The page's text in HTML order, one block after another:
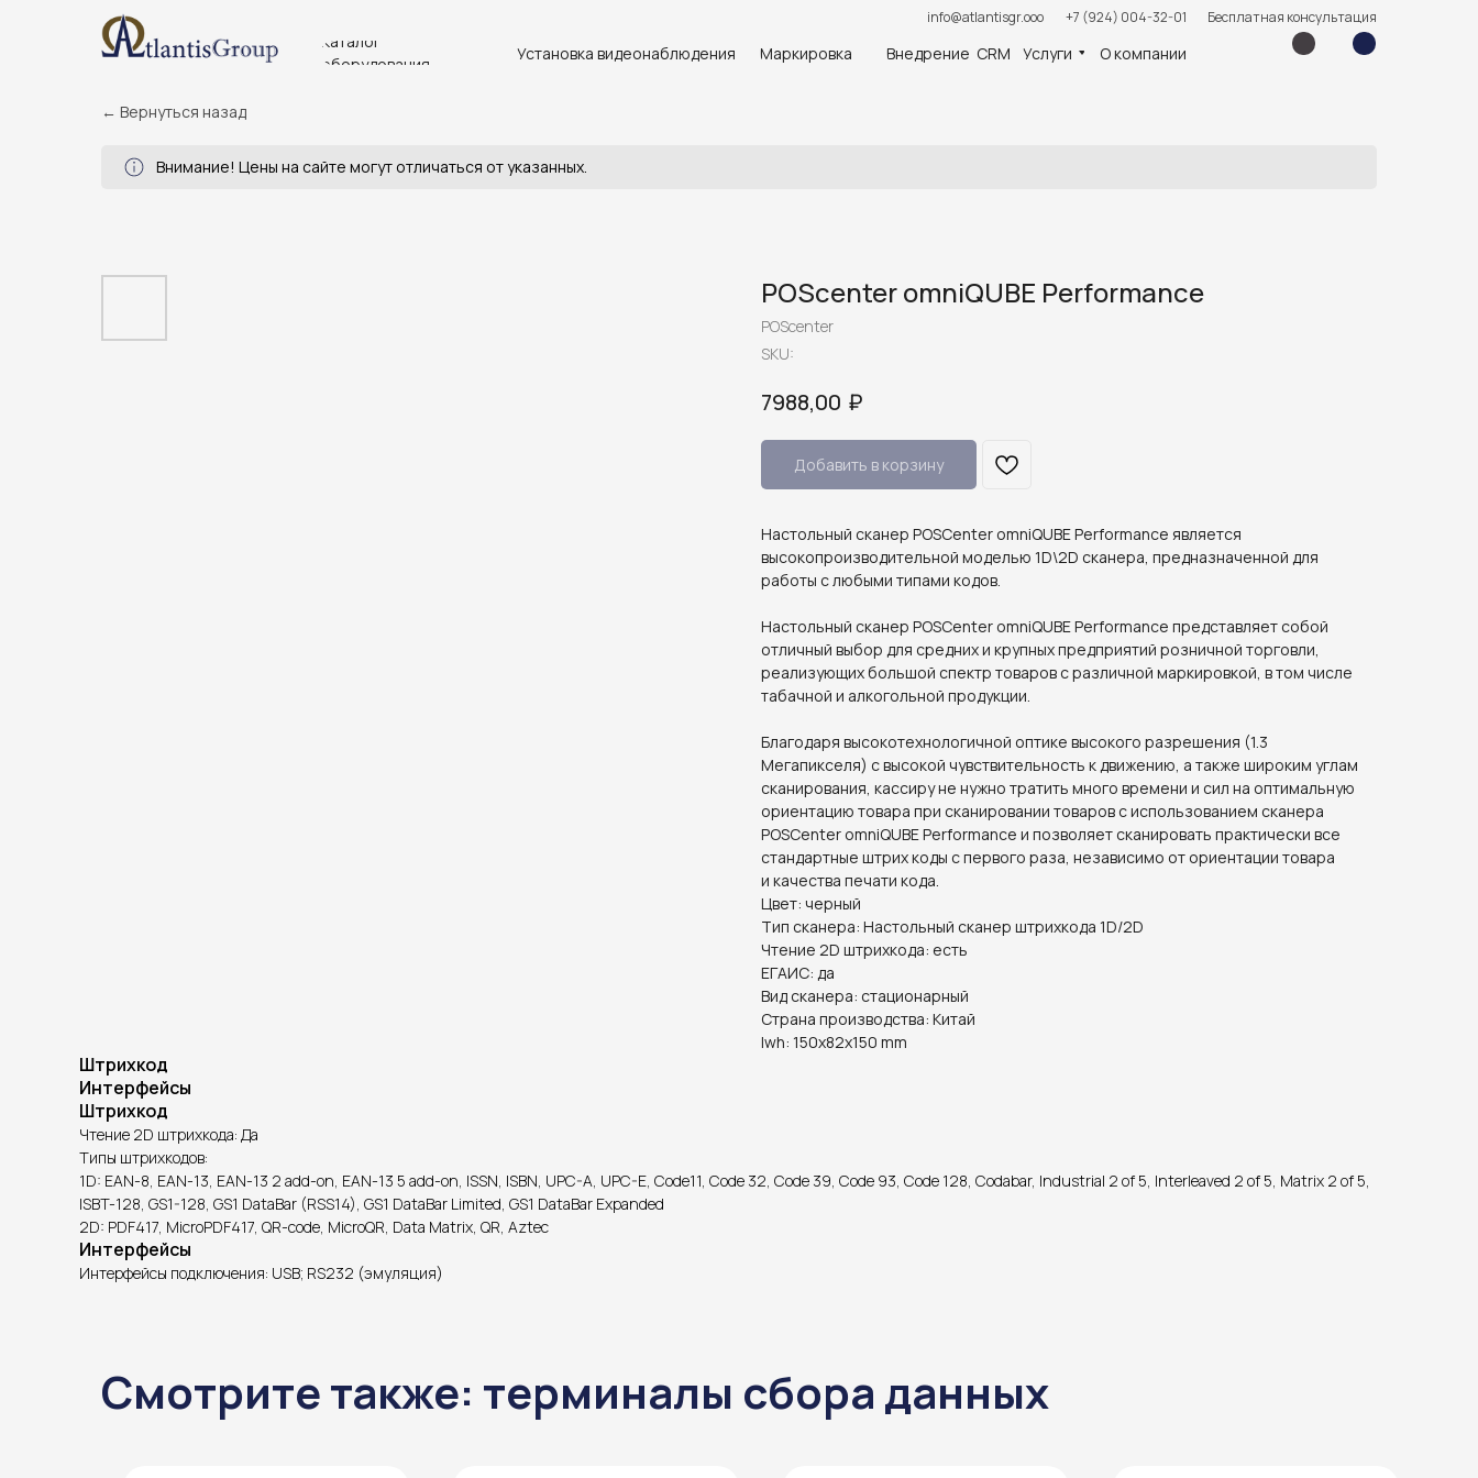
Бесплатная консультация
+7 (924) 004-32-01
info@atlantisgr.ooo
Установка видеонаблюдения
Каталог
оборудования
Маркировка Услуги О компании
Внедрение CRM
← Вернуться назад
Внимание! Цены на сайте могут отличаться от указанных.
POScenter omniQUBE Performance
POScenter
SKU:
7988,00 ₽
Добавить в корзину
Настольный сканер POSCenter omniQUBE Performance является
высокопроизводительной моделью 1D\2D сканера, предназначенной для
работы с любыми типами кодов.
Настольный сканер POSCenter omniQUBE Performance представляет собой
отличный выбор для средних и крупных предприятий розничной торговли,
реализующих большой спектр товаров с различной маркировкой, в том числе
табачной и алкогольной продукции.
Благодаря высокотехнологичной оптике высокого разрешения (1.3
Мегапикселя) с высокой чувствительность к движению, а также широким углам
сканирования, кассиру не нужно тратить много времени и сил на оптимальную
ориентацию товара при сканировании товаров с использованием сканера
POSCenter omniQUBE Performance и позволяет сканировать практически все
стандартные штрих коды с первого раза, независимо от ориентации товара
и качества печати кода.
Цвет: черный
Тип сканера: Настольный сканер штрихкода 1D/2D
Чтение 2D штрихкода: есть
ЕГАИС: да
Вид сканера: стационарный
Страна производства: Китай
lwh: 150x82x150 mm
Штрихкод
Интерфейсы
Штрихкод
Чтение 2D штрихкода: Да
Типы штрихкодов:
1D: EAN-8, EAN-13, EAN-13 2 add-on, EAN-13 5 add-on, ISSN, ISBN, UPC-A, UPC-E, Code11, Code 32, Code 39, Code 93, Code 128, Codabar, Industrial 2 of 5, Interleaved 2 of 5, Matrix 2 of 5,
ISBT-128, GS1-128, GS1 DataBar (RSS14), GS1 DataBar Limited, GS1 DataBar Expanded
2D: PDF417, MicroPDF417, QR-code, MicroQR, Data Matrix, QR, Aztec
Интерфейсы
Интерфейсы подключения: USB; RS232 (эмуляция)
Смотрите также: терминалы сбора данных